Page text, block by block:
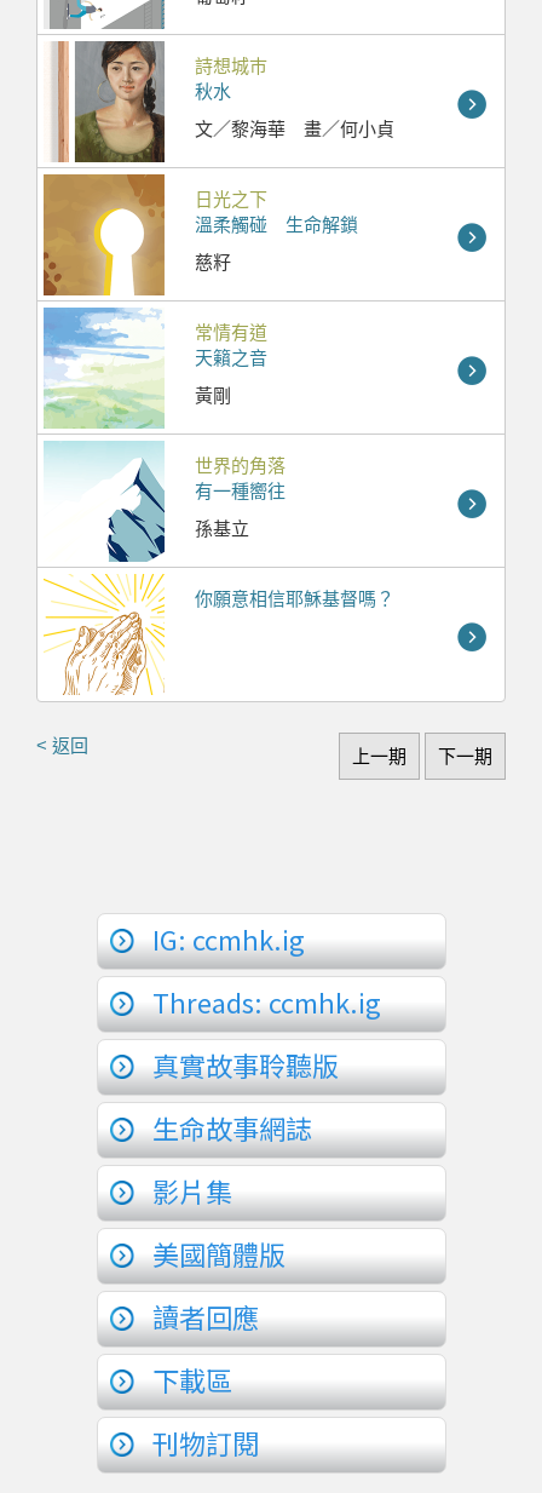
詩想城巿
秋水
文／黎海華 畫／何小貞
日光之下
溫柔觸碰 生命解鎖
慈籽
常情有道
天籟之音
黃剛
世界的角落
有一種嚮往
孫基立
你願意相信耶穌基督嗎？
< 返回
上一期 下一期
IG: ccmhk.ig
Threads: ccmhk.ig
真實故事聆聽版
生命故事網誌
影片集
美國簡體版
讀者回應
下載區
刊物訂閱